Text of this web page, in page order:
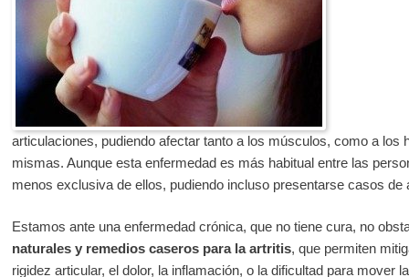
articulaciones, pudiendo afectar tanto a los músculos, como a los
mismas. Aunque esta enfermedad es más habitual entre las
menos exclusiva de ellos, pudiendo incluso presentarse casos de
Estamos ante una enfermedad crónica, que no tiene cura, no
naturales y remedios caseros para la artritis, que permiten
rigidez articular, el dolor, la inflamación, o la dificultad para mover